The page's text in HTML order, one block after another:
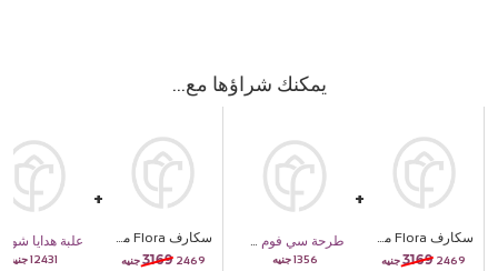
يمكنك شراؤها مع
سكارف Flora مع بوكيه ورد 20 وردة وردية
2469
3169
طرحة سي فوم من إيما
1356
سكارف Flora مع بوكيه ورد 20 وردة وردية
2469
3169
12431